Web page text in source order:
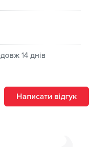
14 днів
Написати відгук